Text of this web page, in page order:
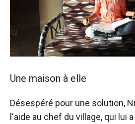
Une maison à elle
Désespéré pour une solution,
l'aide au chef du village, qui lui